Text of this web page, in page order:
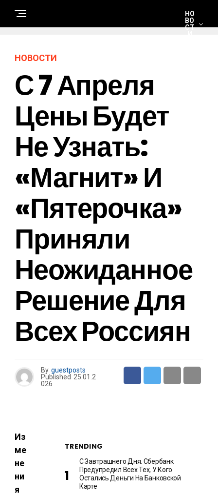
НО
ВО
СТ
НОВОСТИ
С 7 Апреля
Цены Будет
Не Узнать:
«Магнит» И
«Пятерочка»
Приняли
Неожиданное
Решение Для
Всех Россиян
By guestposts
Published 25.01.2
026
Из
ме
не
ни
я
TRENDING
С Завтрашнего Дня. Сбербанк
Предупредил Всех Тех, У Кого
Остались Деньги На Банковской
Карте